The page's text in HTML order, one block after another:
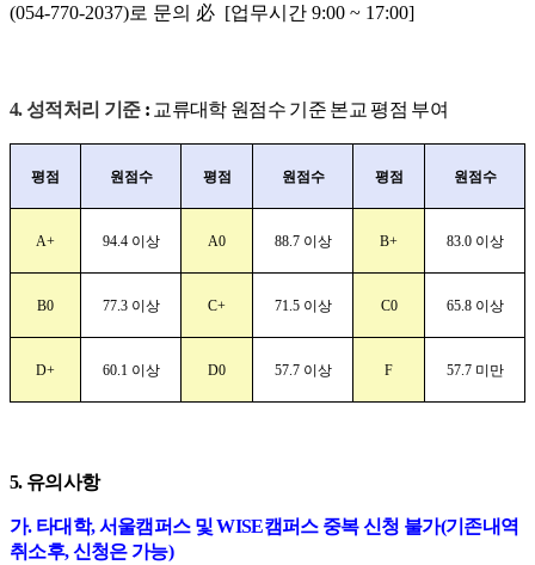
(054-770-2037)로 문의 必 [업무시간 9:00 ~ 17:00]
4. 성적처리 기준 : 교류대학 원점수 기준 본교 평점 부여
평점 원점수 평점 원점수 평점 원점수
A+ 94.4 이상 A0 88.7 이상 B+ 83.0 이상
B0 77.3 이상 C+ 71.5 이상 C0 65.8 이상
D+ 60.1 이상 D0 57.7 이상 F 57.7 미만
5. 유의사항
가. 타대학,서울캠퍼스 및WISE캠퍼스 중복 신청 불가(기존내역
취소후,신청은 가능)